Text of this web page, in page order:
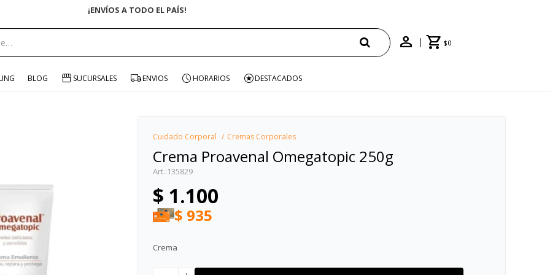
ENVÍO GRATIS EN COMPRAS +$1500 CON CUPÓN "ENVÍO"
$0
BLOG SUCURSALES ENVIOS HORARIOS DESTACADOS
Cuidado Corporal Cremas Corporales
Crema Proavenal Omegatopic 250g
135829
$ 1.100
$ 935
Crema